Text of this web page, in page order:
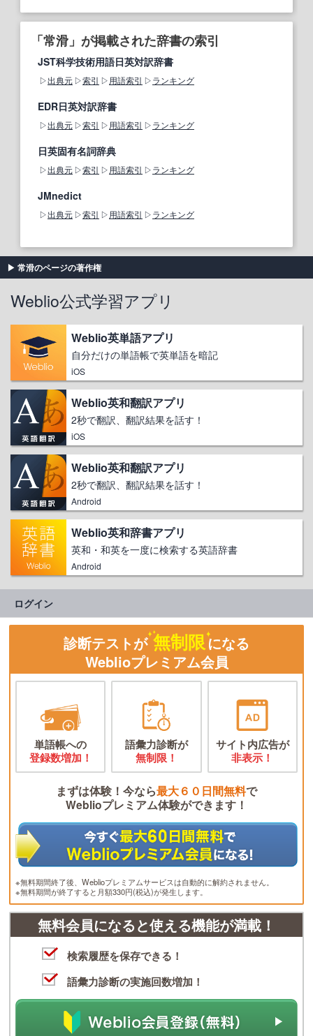
「常滑」が掲載された辞書の索引
JST科学技術用語日英対訳辞書
出典元 索引 用語索引 ランキング
EDR日英対訳辞書
出典元 索引 用語索引 ランキング
日英固有名詞辞典
出典元 索引 用語索引 ランキング
JMnedict
出典元 索引 用語索引 ランキング
常滑のページの著作権
Weblio公式学習アプリ
Weblio英単語アプリ
自分だけの単語帳で英単語を暗記
iOS
Weblio英和翻訳アプリ
2秒で翻訳、翻訳結果を話す！
iOS
Weblio英和翻訳アプリ
2秒で翻訳、翻訳結果を話す！
Android
Weblio英和辞書アプリ
英和・和英を一度に検索する英語辞書
Android
ログイン
診断テストが 無制限になる
Weblioプレミアム会員
単語帳への
登録数増加！
語彙力診断が
無制限！
サイト内広告が
非表示！
まずは体験！今なら最大６０日間無料で
Weblioプレミアム体験ができます！
※無料期間終了後、Weblioプレミアムサービスは自動的に解約されません。
※無料期間が終了すると月額330円(税込)が発生します。
無料会員になると使える機能が満載！
検索履歴を保存できる！
語彙力診断の実施回数増加！